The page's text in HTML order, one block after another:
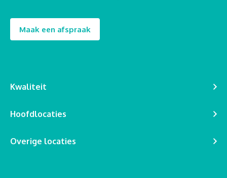
Maak een afspraak
Kwaliteit
Hoofdlocaties
Overige locaties